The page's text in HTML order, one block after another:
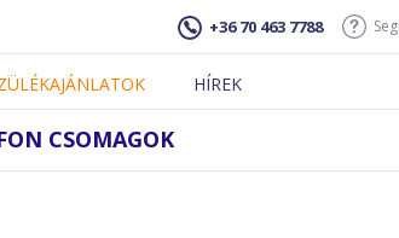
+36 70 463 7788
HÍREK
CSOMAGOK